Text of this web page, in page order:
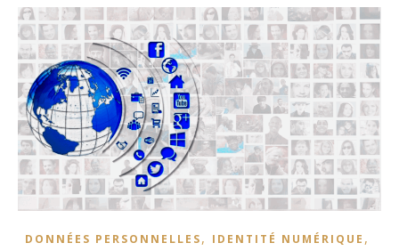
DONNÉES PERSONNELLES, IDENTITÉ NUMÉRIQUE ,